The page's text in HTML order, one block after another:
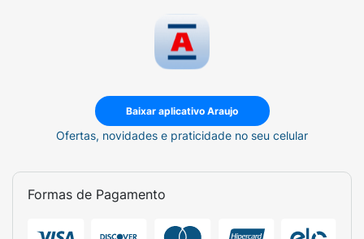
Baixar aplicativo Araujo
Ofertas, novidades e praticidade no seu celular
Formas de Pagamento